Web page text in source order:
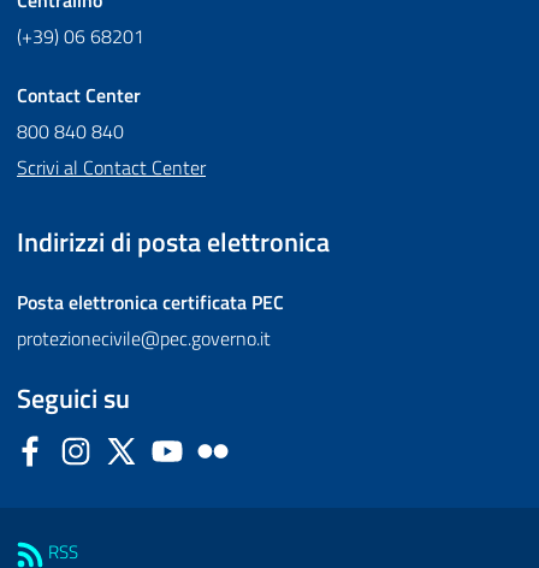
(+39) 06 68201
Contact Center
800 840 840
Scrivi al Contact Center
Indirizzi di posta elettronica
Posta elettronica certificata PEC
protezionecivile@pec.governo.it
Seguici su
FacebookInstagram
Twitter YouTube
RSS